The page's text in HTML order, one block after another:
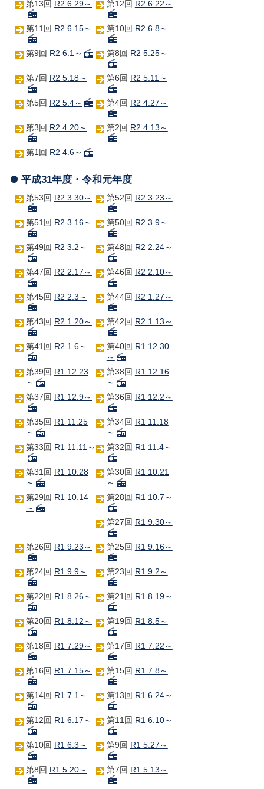
第13回 R2 6.29～ 第12回 R2 6.22～
第11回 R2 6.15～ 第10回 R2 6.8～
第9回 R2 6.1～ 第8回 R2 5.25～
第7回 R2 5.18～ 第6回 R2 5.11～
第5回 R2 5.4～ 第4回 R2 4.27～
第3回 R2 4.20～ 第2回 R2 4.13～
第1回 R2 4.6～
平成31年度・令和元年度
第53回 R2 3.30～ 第52回 R2 3.23～
第51回 R2 3.16～ 第50回 R2 3.9～
第49回 R2 3.2～ 第48回 R2 2.24～
第47回 R2 2.17～ 第46回 R2 2.10～
第45回 R2 2.3～ 第44回 R2 1.27～
第43回 R2 1.20～ 第42回 R2 1.13～
第41回 R2 1.6～ 第40回 R1 12.30
～
第39回 R1 12.23
～
第38回 R1 12.16
～
第37回 R1 12.9～ 第36回 R1 12.2～
第35回 R1 11.25
～
第34回 R1 11.18
～
第33回 R1 11.11～ 第32回 R1 11.4～
第31回 R1 10.28
～
第30回 R1 10.21
～
第29回 R1 10.14
～
第28回 R1 10.7～
第27回 R1 9.30～
第26回 R1 9.23～ 第25回 R1 9.16～
第24回 R1 9.9～ 第23回 R1 9.2～
第22回 R1 8.26～ 第21回 R1 8.19～
第20回 R1 8.12～ 第19回 R1 8.5～
第18回 R1 7.29～ 第17回 R1 7.22～
第16回 R1 7.15～ 第15回 R1 7.8～
第14回 R1 7.1～ 第13回 R1 6.24～
第12回 R1 6.17～ 第11回 R1 6.10～
第10回 R1 6.3～ 第9回 R1 5.27～
第8回 R1 5.20～ 第7回 R1 5.13～